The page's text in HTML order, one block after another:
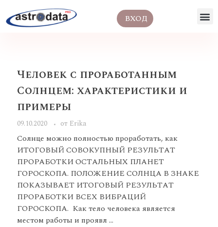
ВХОД
Человек с проработанным
Солнцем: характеристики и
примеры
09.10.2020 от Erika
Солнце можно полностью проработать, как
ИТОГОВЫЙ СОВОКУПНЫЙ РЕЗУЛЬТАТ
ПРОРАБОТКИ ОСТАЛЬНЫХ ПЛАНЕТ
ГОРОСКОПА. ПОЛОЖЕНИЕ СОЛНЦА В ЗНАКЕ
ПОКАЗЫВАЕТ ИТОГОВЫЙ РЕЗУЛЬТАТ
ПРОРАБОТКИ ВСЕХ ВИБРАЦИЙ
ГОРОСКОПА. Как тело человека является
местом работы и проявл ...